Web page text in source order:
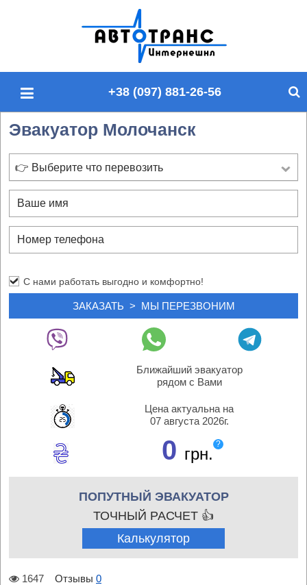
п
й
у
+38 (097) 881-26-56
Эвакуатор Молочанск
👉 Выберите что перевозить
С нами работать выгодно и комфортно!
Ближайший эвакуатор
рядом с Вами
Цена актуальна на
07 августа 2026г.
0 грн.
?
ПОПУТНЫЙ ЭВАКУАТОР
ТОЧНЫЙ РАСЧЕТ 👍
Калькулятор
1647 Отзывы 0